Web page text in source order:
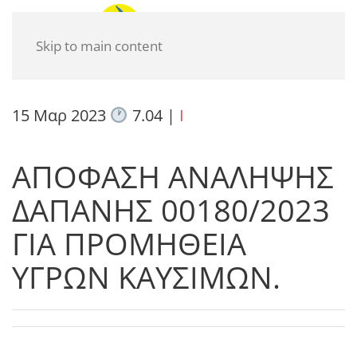
Skip to main content
15 Μαρ 2023 7.04| I
ΑΠΟΦΑΣΗ ΑΝΑΛΗΨΗΣ
ΔΑΠΑΝΗΣ 00180/2023
ΓΙΑ ΠΡΟΜΗΘΕΙΑ
ΥΓΡΩΝ ΚΑΥΣΙΜΩΝ.